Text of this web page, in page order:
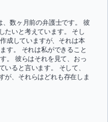
、数ヶ月前の弁護士です。 彼
たいと考えています。 そし
成していますが、それは本
す。 それは私ができること
。 彼らはそれを見て、おっ
ると言います。 そして、
が、それらはどれも存在しま